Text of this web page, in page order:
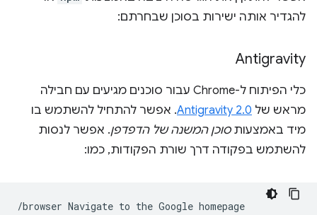
להגדיר אותה ישירות בסוכן שבחרתם:
Antigravity
כלי הפיתוח ל-Chrome עבור סוכנים מגיעים עם חבילה
מראש של Antigravity 2.0. אפשר להתחיל להשתמש בו
מיד באמצעותסוכן המשנה של הדפדפן. אפשר לנסות
להשתמש בפקודה דרך שורת הפקודות, כמו:
/browser Navigate to the Google